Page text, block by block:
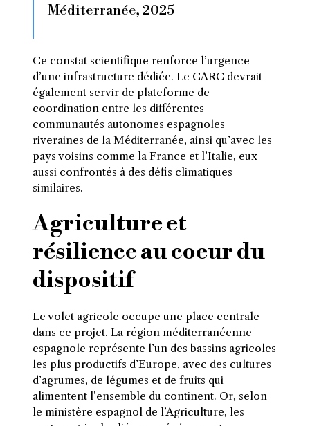
Méditerranée, 2025
Ce constat scientifique renforce l’urgence
d’une infrastructure dédiée. Le CARC devrait
également servir de plateforme de
coordination entre les différentes
communautés autonomes espagnoles
riveraines de la Méditerranée, ainsi qu’avec les
pays voisins comme la France et l’Italie, eux
aussi confrontés à des défis climatiques
similaires.
Agriculture et
résilience au coeur du
dispositif
Le volet agricole occupe une place centrale
dans ce projet. La région méditerranéenne
espagnole représente l’un des bassins agricoles
les plus productifs d’Europe, avec des cultures
d’agrumes, de légumes et de fruits qui
alimentent l’ensemble du continent. Or, selon
le ministère espagnol de l’Agriculture, les